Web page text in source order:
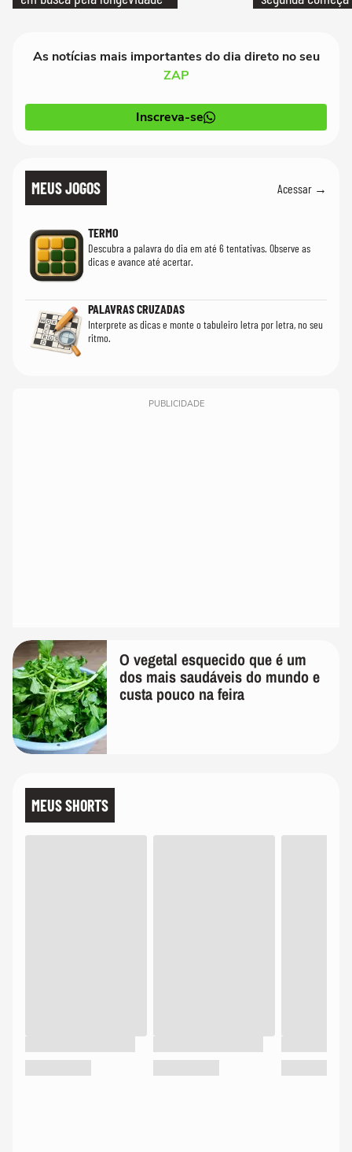
As notícias mais importantes do dia direto no seu
ZAP
Inscreva-se
MEUS JOGOS Acessar →
TERMO
Descubra a palavra do dia em até 6 tentativas. Observe as
dicas e avance até acertar.
PALAVRAS CRUZADAS
Interprete as dicas e monte o tabuleiro letra por letra, no seu
ritmo.
PUBLICIDADE
O vegetal esquecido que é um
dos mais saudáveis do mundo e
custa pouco na feira
MEUS SHORTS